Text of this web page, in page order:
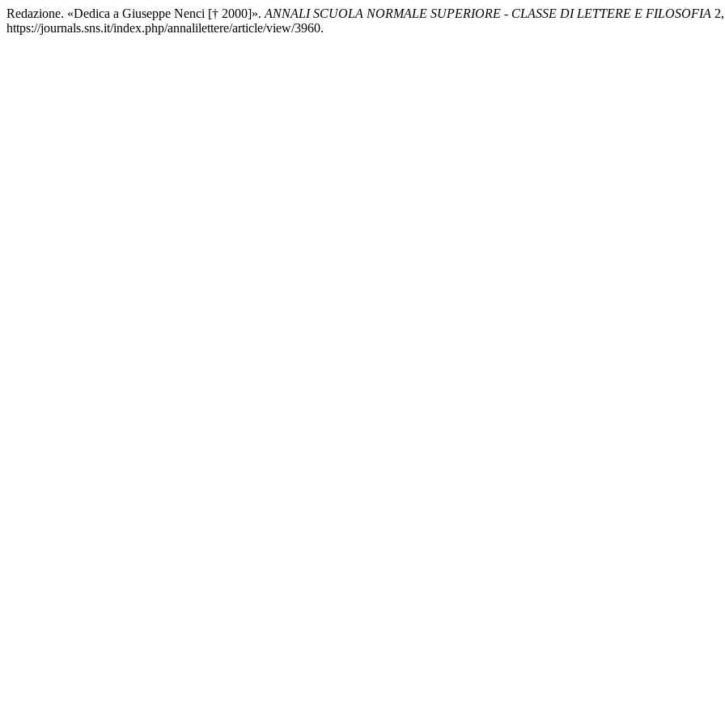
Redazione. «Dedica a Giuseppe Nenci [† 2000]». ANNALI SCUOLA NORMALE SUPERIORE - CLASSE DI LETTERE E FILOSOFIA
https://journals.sns.it/index.php/annalilettere/article/view/3960.